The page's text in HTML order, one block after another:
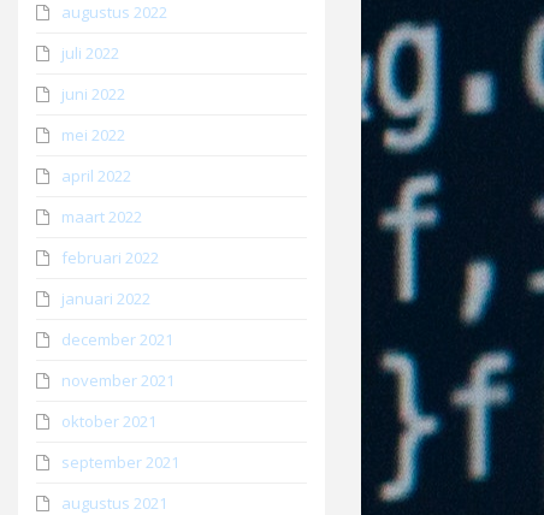
augustus 2022
juli 2022
juni 2022
mei 2022
april 2022
maart 2022
februari 2022
januari 2022
december 2021
november 2021
oktober 2021
september 2021
augustus 2021